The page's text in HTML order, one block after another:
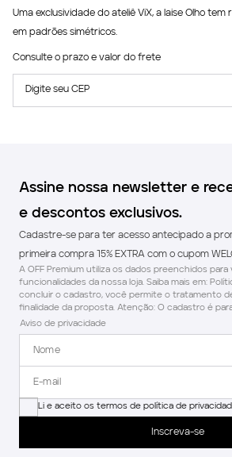
Uma exclusividade do ateliê ViX, a laise Olho
em padrões simétricos.
Consulte o prazo e valor do frete
Digite seu CEP
Assine nossa newsletter e
e descontos exclusivos.
Cadastre-se para ter acesso antecipado a
primeira compra 15% EXTRA com o cupom
A OFF Premium utiliza os dados preenchidos para
funcionalidades da nossa loja. Saiba mais em:
concluir o cadastro, você permite o tratamento
finalidade da proposta. Atenção: O cadastro é para
Aviso de privacidade
Li e aceito os termos de política de
Inscreva-se